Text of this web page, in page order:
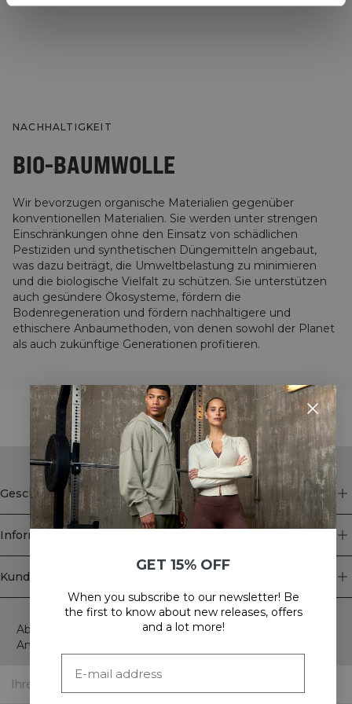
NACHHALTIGKEIT
BIO-BAUMWOLLE
Wir bevorzugen organische Materialien gegenüber
konventionellen Materialien. Sie werden unter strengen
Einschränkungen ohne den Einsatz von schädlichen
Pestiziden und synthetischen Düngemitteln angebaut,
was dazu beiträgt, die Umweltbelastung zu minimieren
und die biologische Vielfalt zu schützen. Sie unterstützen
auch gesündere Ökosysteme, fördern die
Bodenregeneration und fördern nachhaltigere und
ethischere Anbaumethoden, von denen sowohl der Planet
als auch zukünftige Generationen profitieren.
STYLE WITH
Geschäft
Information
Kundendienst
Newsletter
Abonnieren Sie unseren Newsletter! Erhalten Sie exklusive
Angebote, unsere neuesten Nachrichten und vieles mehr.
GET 15% OFF
When you subscribe to our newsletter! Be
the first to know about new releases, offers
and a lot more!